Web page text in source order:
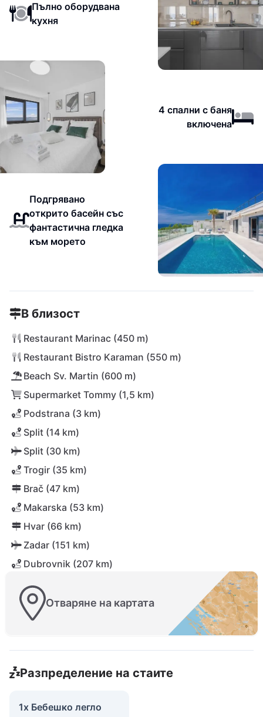
Пълно оборудвана
кухня
4 спални с баня
включена
Подгрявано
открито басейн със
фантастична гледка
към морето
В близост
Restaurant Marinac (450 m)
Restaurant Bistro Karaman (550 m)
Beach Sv. Martin (600 m)
Supermarket Tommy (1,5 km)
Podstrana (3 km)
Split (14 km)
Split (30 km)
Trogir (35 km)
Brač (47 km)
Makarska (53 km)
Hvar (66 km)
Zadar (151 km)
Dubrovnik (207 km)
Отваряне на картата
Разпределение на стаите
1x Бебешко легло